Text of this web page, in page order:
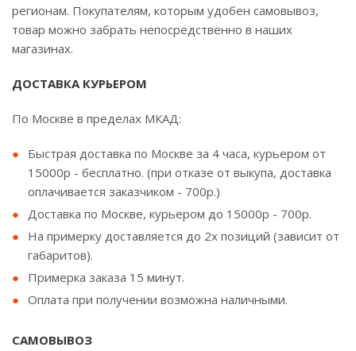
регионам. Покупателям, которым удобен самовывоз,
товар можно забрать непосредственно в наших
магазинах.
ДОСТАВКА КУРЬЕРОМ
По Москве в пределах МКАД:
Быстрая доставка по Москве за 4 часа, курьером от
15000р - бесплатно. (при отказе от выкупа, доставка
оплачивается заказчиком - 700р.)
Доставка по Москве, курьером до 15000р - 700р.
На примерку доставляется до 2х позиций (зависит от
габаритов).
Примерка заказа 15 минут.
Оплата при получении возможна наличными.
САМОВЫВОЗ